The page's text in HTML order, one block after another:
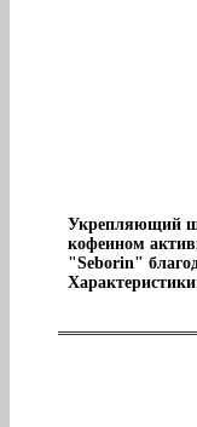
Укрепляющий
кофеином
"Seborin"